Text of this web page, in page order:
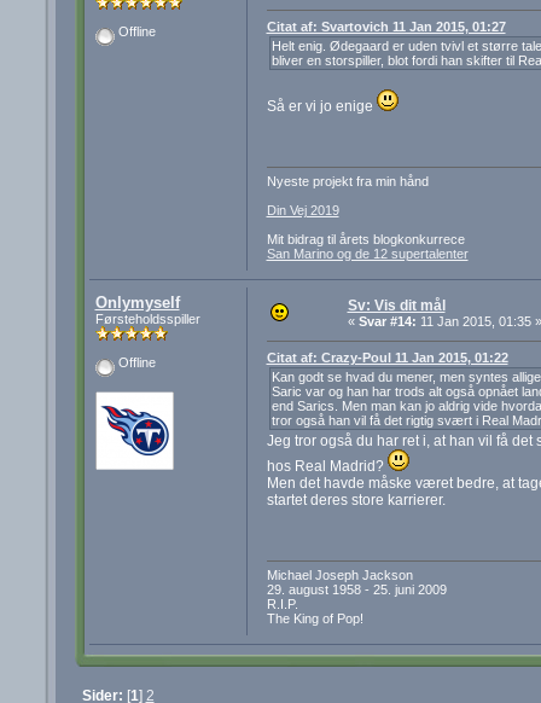
Offline
Citat af: Svartovich 11 Jan 2015, 01:27
Helt enig. Ødegaard er uden tvivl et større
bliver en storspiller, blot fordi han skifter til
Så er vi jo enige
Nyeste projekt fra min hånd
Din Vej 2019
Mit bidrag til årets blogkonkurrece
San Marino og de 12 supertalenter
Onlymyself
Førsteholdsspiller
Offline
Sv: Vis dit mål
« Svar #14: 11 Jan 2015, 01:35 »
Citat af: Crazy-Poul 11 Jan 2015, 01:22
Kan godt se hvad du mener, men syntes
Saric var og han har trods alt også opnået
end Sarics. Men man kan jo aldrig vide
tror også han vil få det rigtig svært i Real
Jeg tror også du har ret i, at han vil få
hos Real Madrid?
Men det havde måske været bedre, at
startet deres store karrierer.
Michael Joseph Jackson
29. august 1958 - 25. juni 2009
R.I.P.
The King of Pop!
Sider: [1] 2